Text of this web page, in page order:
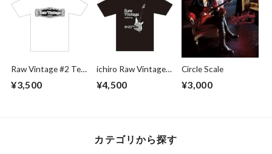
Raw Vintage #2 Tee
¥3,500
ichiro Raw Vintage
¥4,500
Circle Scale
¥3,000
カテゴリから探す